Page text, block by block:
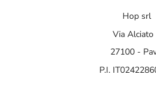
Hop srl
Via Alciato
27100 -
P.I.